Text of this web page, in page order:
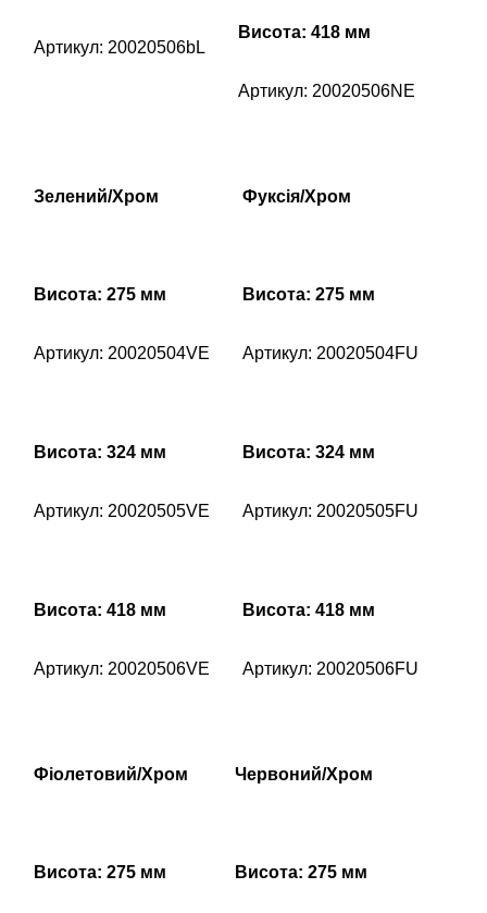
Артикул: 20020506bL
Висота: 418 мм
Артикул: 20020506NE
Зелений/Хром
Висота: 275 мм
Артикул: 20020504VE
Висота: 324 мм
Артикул: 20020505VE
Висота: 418 мм
Артикул: 20020506VE
Фуксія/Хром
Висота: 275 мм
Артикул: 20020504FU
Висота: 324 мм
Артикул: 20020505FU
Висота: 418 мм
Артикул: 20020506FU
Фіолетовий/Хром
Висота: 275 мм
Червоний/Хром
Висота: 275 мм